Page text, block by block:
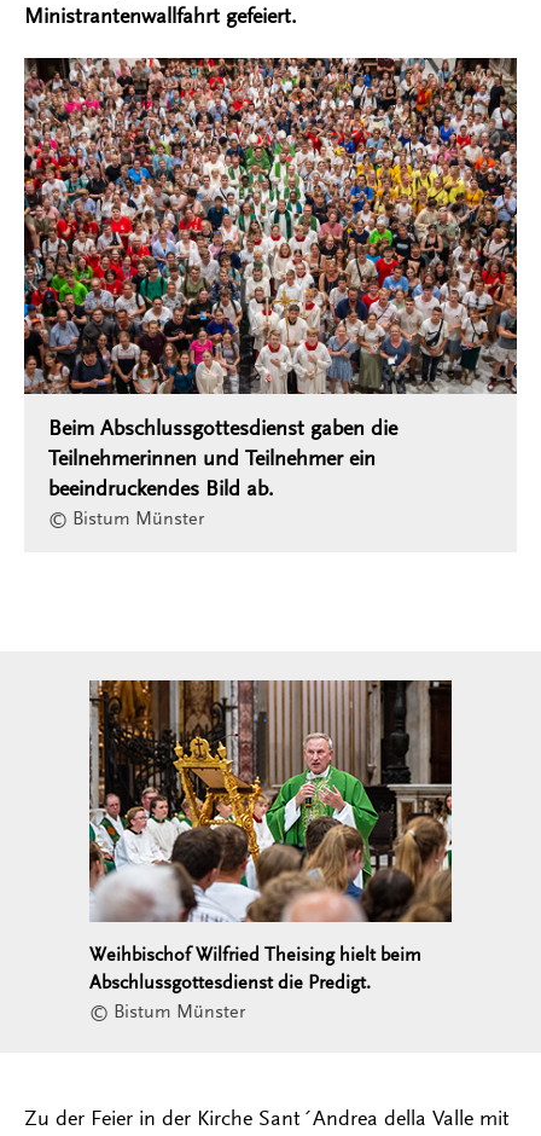
Ministrantenwallfahrt gefeiert.
Beim Abschlussgottesdienst gaben die
Teilnehmerinnen und Teilnehmer ein
beeindruckendes Bild ab.
© Bistum Münster
Weihbischof Wilfried Theising hielt beim
Abschlussgottesdienst die Predigt.
© Bistum Münster
Zu der Feier in der Kirche Sant´Andrea della Valle mit